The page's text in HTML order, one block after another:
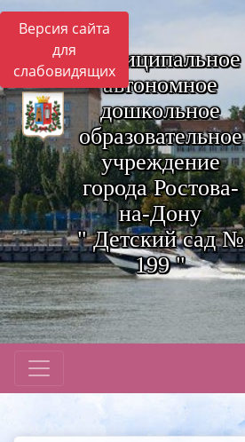
Версия сайта
для
слабовидящихМуниципальное
автономное
дошкольное
образовательное
учреждение
города Ростова-
на-Дону
" Детский сад №
199 "